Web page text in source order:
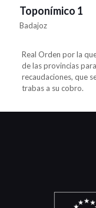
Toponímico 1
Badajoz
Real Orden por la
de las provincias
recaudaciones, que
trabas a su cobro.